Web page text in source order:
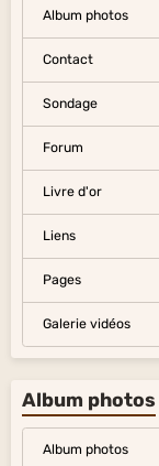
Album photos
Contact
Sondage
Forum
Livre d'or
Liens
Pages
Galerie vidéos
Album photos
Album photos